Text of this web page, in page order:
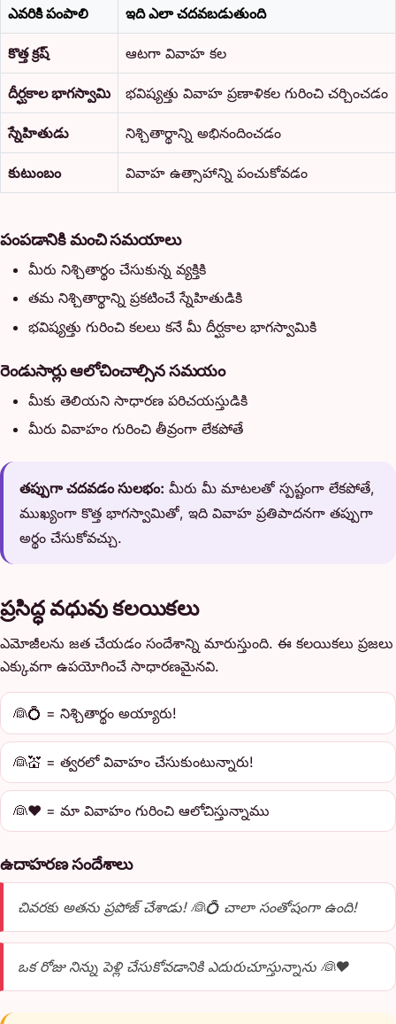
ఎవరికి పంపాలి ఇది ఎలా చదవబడుతుంది
కొత్త క్రష్ ఆటగా వివాహ కల
దీర్ఘకాల భాగస్వామి భవిష్యత్తు వివాహ ప్రణాళికల గురించి చర్చించడం
స్నేహితుడు నిశ్చితార్థాన్ని అభినందించడం
కుటుంబం వివాహ ఉత్సాహాన్ని పంచుకోవడం
పంపడానికి మంచి సమయాలు
మీరు నిశ్చితార్థం చేసుకున్న వ్యక్తికి
తమ నిశ్చితార్థాన్ని ప్రకటించే స్నేహితుడికి
భవిష్యత్తు గురించి కలలు కనే మీ దీర్ఘకాల భాగస్వామికి
రెండుసార్లు ఆలోచించాల్సిన సమయం
మీకు తెలియని సాధారణ పరిచయస్తుడికి
మీరు వివాహం గురించి తీవ్రంగా లేకపోతే
తప్పుగా చదవడం సులభం: మీరు మీ మాటలతో స్పష్టంగా లేకపోతే,
ముఖ్యంగా కొత్త భాగస్వామితో, ఇది వివాహ ప్రతిపాదనగా తప్పుగా
అర్థం చేసుకోవచ్చు.
ప్రసిద్ధ వధువు కలయికలు
ఎమోజీలను జత చేయడం సందేశాన్ని మారుస్తుంది. ఈ కలయికలు ప్రజలు
ఎక్కువగా ఉపయోగించే సాధారణమైనవి.
👰💍 = నిశ్చితార్థం అయ్యారు!
👰💒 = త్వరలో వివాహం చేసుకుంటున్నారు!
👰❤️ = మా వివాహం గురించి ఆలోచిస్తున్నాము
ఉదాహరణ సందేశాలు
చివరకు అతను ప్రపోజ్ చేశాడు! 👰💍 చాలా సంతోషంగా ఉంది!
ఒక రోజు నిన్ను పెళ్లి చేసుకోవడానికి ఎదురుచూస్తున్నాను 👰❤️